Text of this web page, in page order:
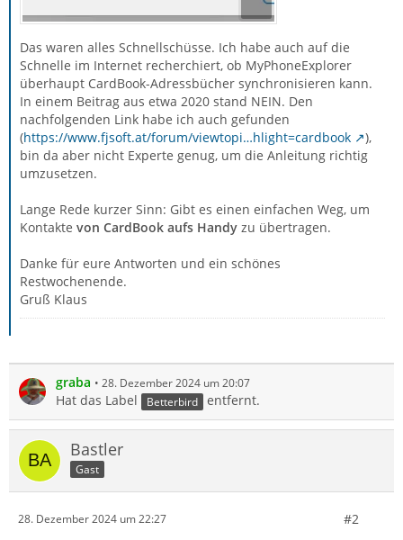
Das waren alles Schnellschüsse. Ich habe auch auf die
Schnelle im Internet recherchiert, ob MyPhoneExplorer
überhaupt CardBook-Adressbücher synchronisieren kann.
In einem Beitrag aus etwa 2020 stand NEIN. Den
nachfolgenden Link habe ich auch gefunden
(https://www.fjsoft.at/forum/viewtopi…hlight=cardbook
),
bin da aber nicht Experte genug, um die Anleitung richtig
umzusetzen.
Lange Rede kurzer Sinn: Gibt es einen einfachen Weg, um
Kontakte von CardBook aufs Handy zu übertragen.
Danke für eure Antworten und ein schönes
Restwochenende.
Gruß Klaus
graba 28. Dezember 2024 um 20:07
Hat das Label Betterbird entfernt.
Bastler
Gast
28. Dezember 2024 um 22:27 #2